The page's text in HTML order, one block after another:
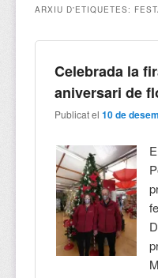
ARXIU D'ETIQUETES:
Celebrada la
aniversari de
Publicat el10 de